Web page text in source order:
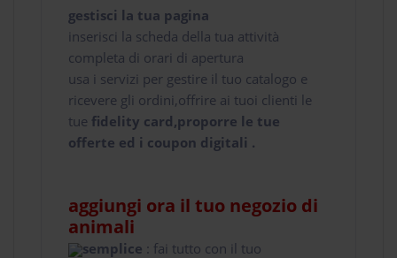
gestisci la tua pagina
inserisci la scheda della tua attività
completa di orari di apertura
usa i servizi per gestire il tuo catalogo e
ricevere gli ordini,offrire ai tuoi clienti le
tue fidelity card,proporre le tue
offerte ed i coupon digitali .
aggiungi ora il tuo negozio di
animali
semplice : fai tutto con il tuo